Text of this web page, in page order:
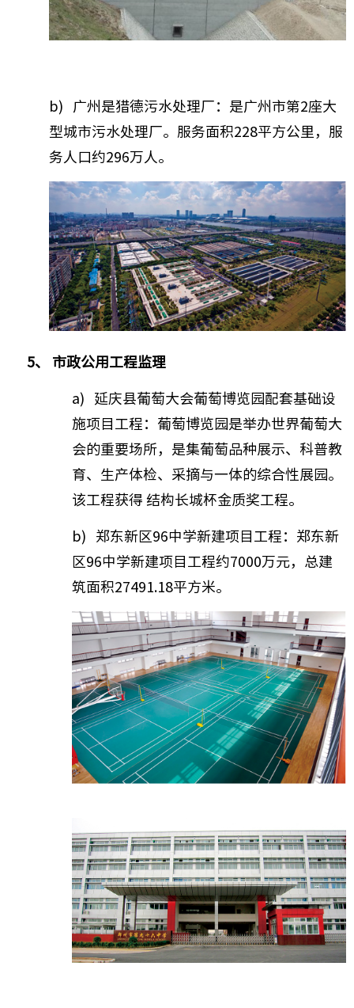
b) 广州是猎德污水处理厂：是广州市第2座大
型城市污水处理厂。服务面积228平方公里，服
务人口约296万人。
5、 市政公用工程监理
a) 延庆县葡萄大会葡萄博览园配套基础设
施项目工程：葡萄博览园是举办世界葡萄大
会的重要场所，是集葡萄品种展示、科普教
育、生产体检、采摘与一体的综合性展园。
该工程获得 结构长城杯金质奖工程。
b) 郑东新区96中学新建项目工程：郑东新
区96中学新建项目工程约7000万元，总建
筑面积27491.18平方米。